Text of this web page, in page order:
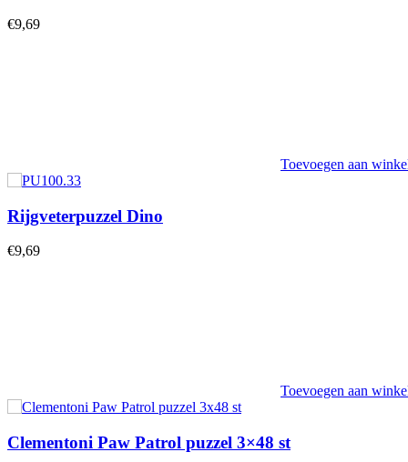
€9,69
Toevoegen aan
Rijgveterpuzzel Dino
€9,69
Toevoegen aan
Clementoni Paw Patrol puzzel 3×48 st